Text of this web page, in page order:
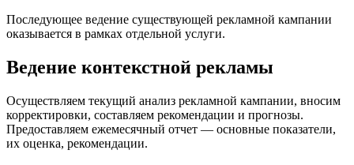
Последующее ведение существующей рекламной кампании
оказывается в рамках отдельной услуги.
Ведение контекстной рекламы
Осуществляем текущий анализ рекламной кампании, вносим
корректировки, составляем рекомендации и прогнозы.
Предоставляем ежемесячный отчет — основные показатели,
их оценка, рекомендации.